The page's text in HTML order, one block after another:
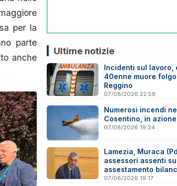
per la
parte
anche
Ultime notizie
Incidenti sul lavoro,
40enne muore
Reggino
07/08/2026 22:59
Numerosi incendi
Cosentino, in
07/08/2026 19:24
Lamezia, Muraca
assessori assenti
assestamento
in difficoltà"
07/08/2026 19:17